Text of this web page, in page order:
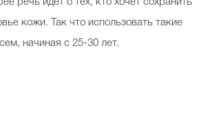
речь идет о тех, кто хочет сохранить
кожи. Так что использовать такие
начиная с 25-30 лет.